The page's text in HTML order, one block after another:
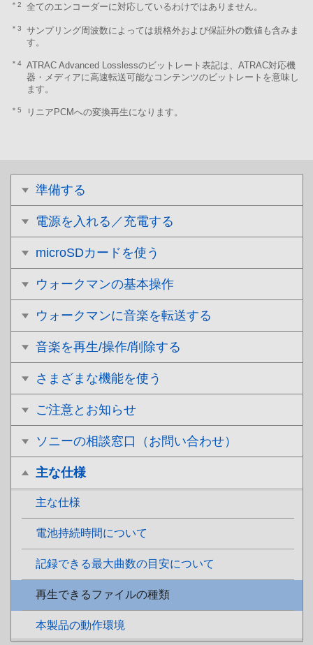
準備する
電源を入れる／充電する
microSDカードを使う
ウォークマンの基本操作
ウォークマンに音楽を転送する
音楽を再生/操作/削除する
さまざまな機能を使う
ご注意とお知らせ
ソニーの相談窓口（お問い合わせ）
主な仕様
主な仕様
電池持続時間について
記録できる最大曲数の目安について
再生できるファイルの種類
本製品の動作環境
＊2 全てのエンコーダーに対応しているわけではありません。
＊3
サンプリング周波数によっては規格外および保証外の数値も含みま
す。
＊4
ATRAC Advanced Losslessのビットレート表記は、ATRAC対応機
器・メディアに高速転送可能なコンテンツのビットレートを意味し
ます。
＊5 リニアPCMへの変換再生になります。